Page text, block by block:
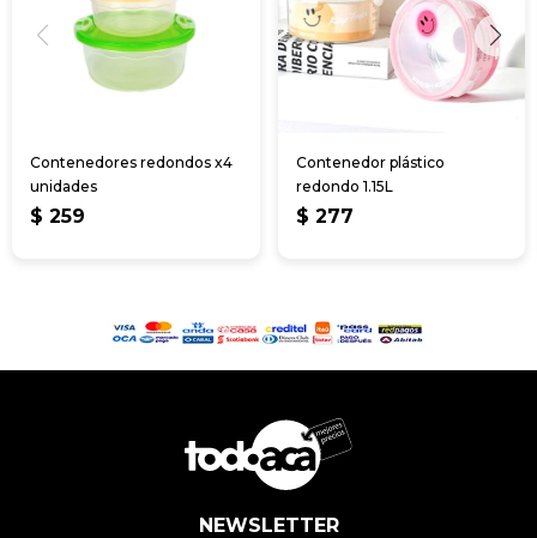
Contenedores redondos x4
unidades
$ 259
Contenedor plástico
redondo 1.15L
$ 277
NEWSLETTER